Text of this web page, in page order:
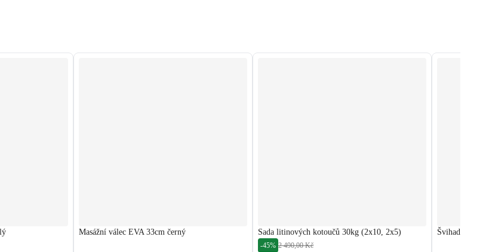
Masážní válec EVA 33cm černý Sada litinových kotoučů 30kg (2x10, 2x5)
-45% 2 490,00 Kč
Švihadlo